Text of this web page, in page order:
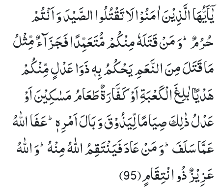
یٰۤاَیُّهَا الَّذِیْنَ اٰمَنُوْا لَا تَقْتُلُوا الصَّیْدَ وَ اَنْتُمْ
حُرُمٌؕ-وَ مَنْ قَتَلَهٗ مِنْكُمْ مُّتَعَمِّدًا فَجَزَآءٌ مِّثْلُ
مَا قَتَلَ مِنَ النَّعَمِ یَحْكُمُ بِهٖ ذَوَا عَدْلٍ مِّنْكُمْ
هَدْیًۢا بٰلِغَ الْكَعْبَةِ اَوْ كَفَّارَةٌ طَعَامُ مَسٰكِیْنَ اَوْ
عَدْلُ ذٰلِكَ صِیَامًا لِّیَذُوْقَ وَ بَالَ اَمْرِهٖؕ-عَفَا اللّٰهُ
عَمَّا سَلَفَؕ-وَ مَنْ عَادَ فَیَنْتَقِمُ اللّٰهُ مِنْهُؕ-وَ اللّٰهُ
عَزِیْزٌ ذُو انْتِقَامٍ(95)